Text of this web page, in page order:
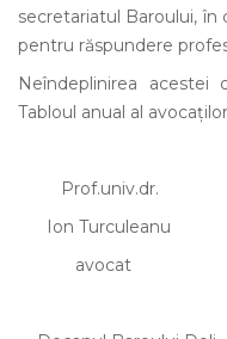
secretariatul Baroului, în
pentru răspundere
Neîndeplinirea acestei
Tabloul anual al
Prof.univ.dr.
Ion Turculeanu
avocat